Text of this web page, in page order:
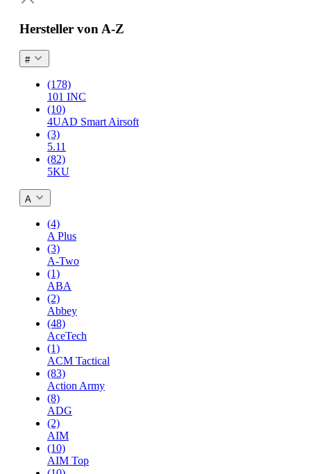
Hersteller von A-Z
#
(178)
101 INC
(10)
4UAD Smart Airsoft
(3)
5.11
(82)
5KU
A
(4)
A Plus
(3)
A-Two
(1)
ABA
(2)
Abbey
(48)
AceTech
(1)
ACM Tactical
(83)
Action Army
(8)
ADG
(2)
AIM
(10)
AIM Top